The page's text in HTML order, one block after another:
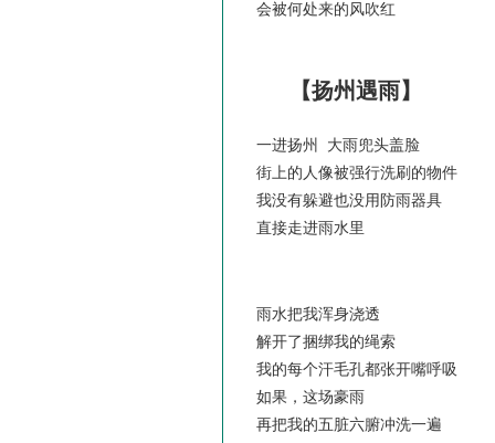
会被何处来的风吹红
【扬州遇雨】
一进扬州 大雨兜头盖脸
街上的人像被强行洗刷的物件
我没有躲避也没用防雨器具
直接走进雨水里
雨水把我浑身浇透
解开了捆绑我的绳索
我的每个汗毛孔都张开嘴呼吸
如果，这场豪雨
再把我的五脏六腑冲洗一遍